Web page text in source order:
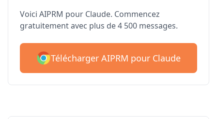
Voici AIPRM pour Claude. Commencez
gratuitement avec plus de 4 500 messages.
Télécharger AIPRM pour Claude